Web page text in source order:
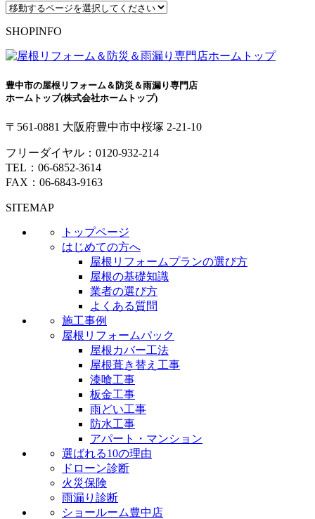
SHOPINFO
豊中市の屋根リフォーム＆防災＆雨漏り専門店
ホームトップ(株式会社ホームトップ)
〒561-0881 大阪府豊中市中桜塚 2-21-10
フリーダイヤル： 0120-932-214
TEL： 06-6852-3614
FAX：06-6843-9163
SITEMAP
トップページ
はじめての方へ
屋根リフォームプランの選び方
屋根の基礎知識
業者の選び方
よくある質問
施工事例
屋根リフォームパック
屋根カバー工法
屋根葺き替え工事
漆喰工事
板金工事
雨どい工事
防水工事
アパート・マンション
選ばれる10の理由
ドローン診断
火災保険
雨漏り診断
ショールーム豊中店